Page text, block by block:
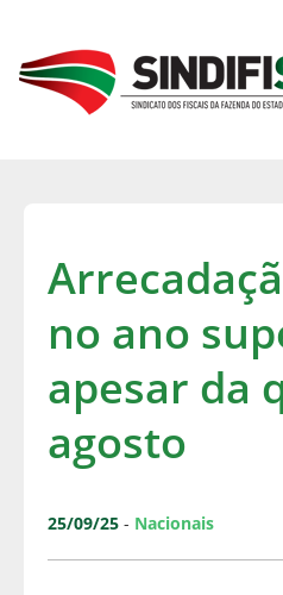
no ano
apesar da
agosto
25/09/25 - Nacionais